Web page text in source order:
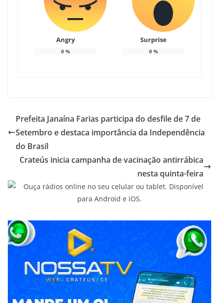
Angry
0%
Surprise
0 %
Prefeita Janaína Farias participa do desfile de 7 de
Setembro e destaca importância da Independência
do Brasil
Crateús inicia campanha de vacinação antirrábica
nesta quinta-feira